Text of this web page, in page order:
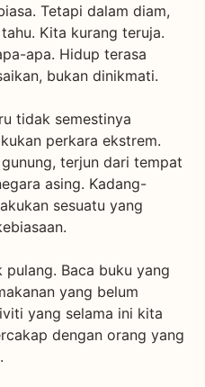
Tetapi dalam diam,
Kita kurang teruja.
apa. Hidup terasa
bukan dinikmati.
tidak semestinya
perkara ekstrem.
terjun dari tempat
asing. Kadang-
sesuatu yang
Baca buku yang
yang belum
yang selama ini kita
dengan orang yang